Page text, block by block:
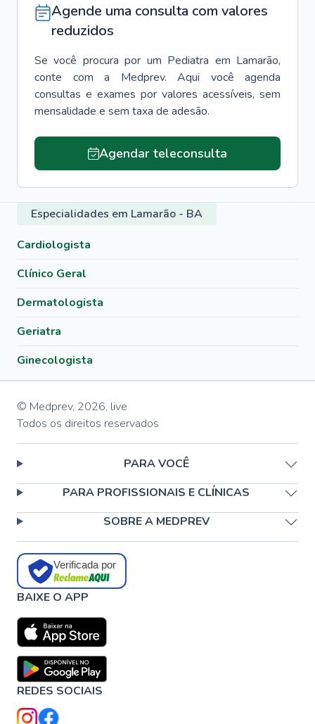
Agende uma consulta com valores
reduzidos
Se você procura por um Pediatra em Lamarão,
conte com a Medprev. Aqui você agenda
consultas e exames por valores acessíveis, sem
mensalidade e sem taxa de adesão.
Agendar teleconsulta
Especialidades em Lamarão - BA
Cardiologista
Clínico Geral
Dermatologista
Geriatra
Ginecologista
© Medprev, 2026, live
Todos os direitos reservados
PARA VOCÊ
PARA PROFISSIONAIS E CLÍNICAS
SOBRE A MEDPREV
Verificada por
BAIXE O APP
REDES SOCIAIS